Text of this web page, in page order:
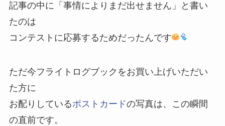
記事の中に「事情によりまだ出せません」と書い
たのは
コンテストに応募するためだったんです
ただ今フライトログブックをお買い上げいただい
た方に
お配りしているポストカードの写真は、この瞬間
の直前です。